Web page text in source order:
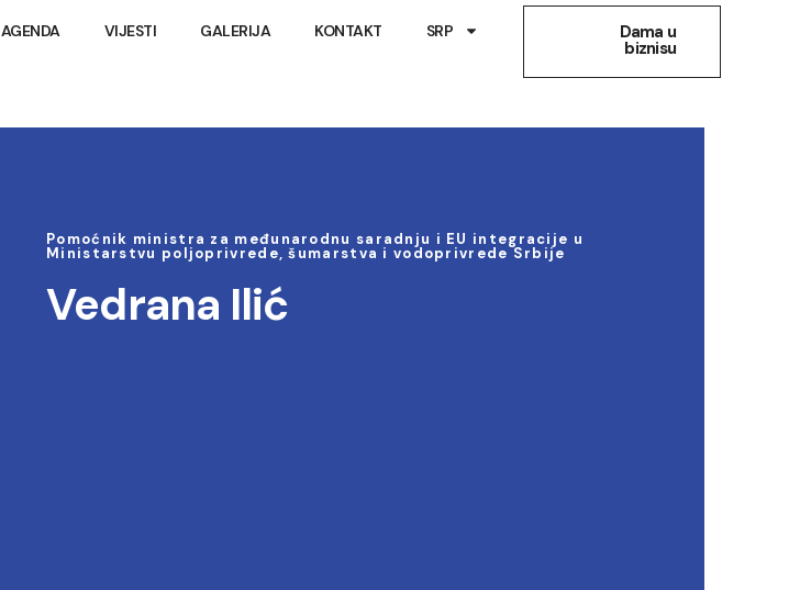
AGENDA VIJESTI GALERIJA KONTAKT SRP Dama u
biznisu
Pomoćnik ministra za međunarodnu saradnju i EU integracije u
Ministarstvu poljoprivrede, šumarstva i vodoprivrede Srbije
Vedrana Ilić